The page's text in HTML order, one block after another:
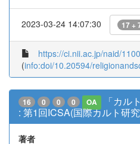
2023-03-24 14:07:30 17 +
https://ci.nii.ac.jp/naid/
(info:doi/10.20594/
16 0 0 0 OA
「カル
: 第1回ICSA(国際カルト研
著者